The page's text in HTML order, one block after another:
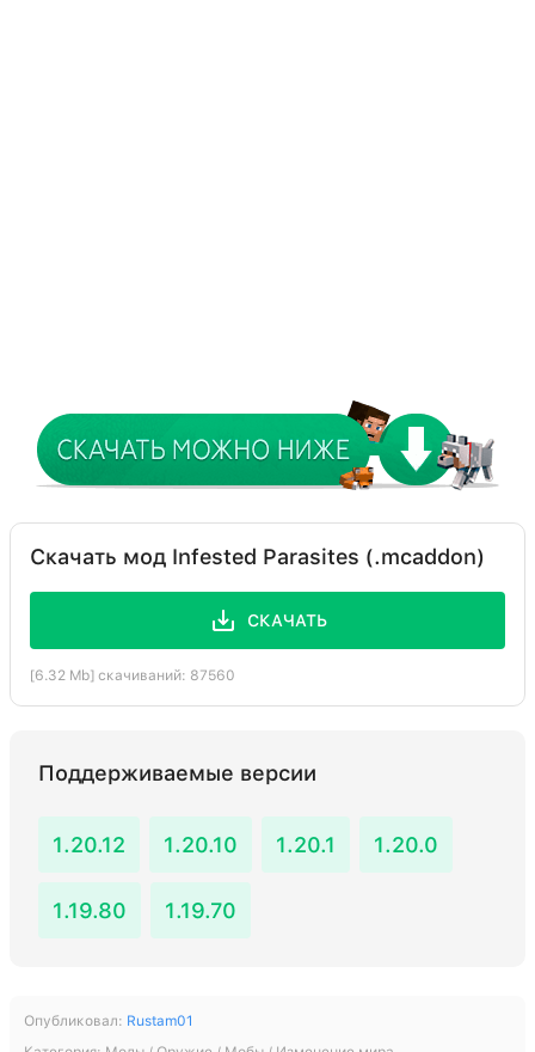
Скачать мод Infested Parasites (.mcaddon)
СКАЧАТЬ
[6.32 Mb] скачиваний: 87560
Поддерживаемые версии
1.20.12 1.20.10 1.20.1 1.20.0
1.19.80 1.19.70
Опубликовал: Rustam01